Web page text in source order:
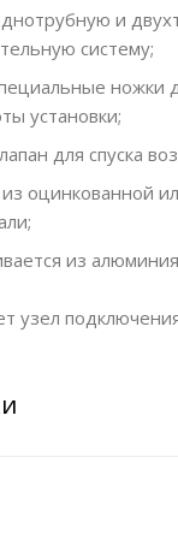
и
систему;
ножки
установки;
для спуска
оцинкованной
из
узел